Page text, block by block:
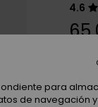
4.6
para
de navegación